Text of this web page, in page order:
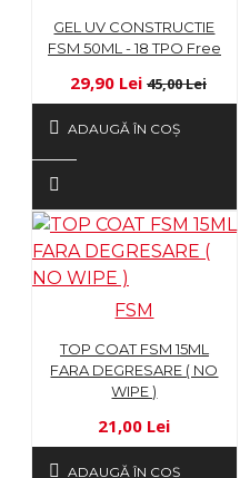
GEL UV CONSTRUCTIE
FSM 50ML - 18 TPO Free
29,90 Lei 45,00 Lei
ADAUGĂ ÎN COŞ
FSM
TOP COAT FSM 15ML
FARA DEGRESARE ( NO
WIPE )
21,00 Lei
ADAUGĂ ÎN COŞ